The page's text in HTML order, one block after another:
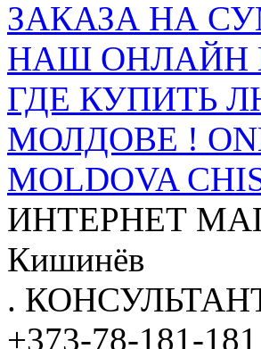
ЗАКАЗА НА
НАШ ОНЛАЙН
ГДЕ КУПИТЬ
МОЛДОВЕ !
MOLDOVA
ИНТЕРНЕТ
Кишинёв
.
+373-78-181-181